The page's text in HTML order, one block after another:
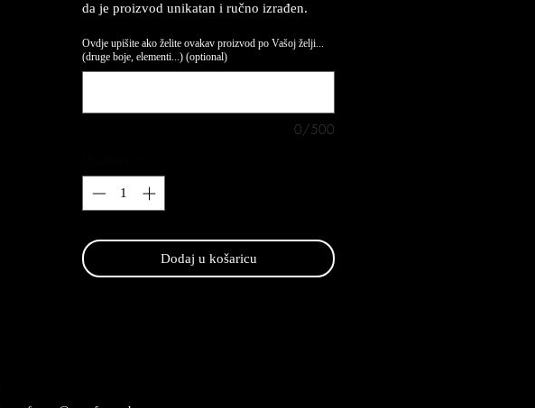
da je proizvod unikatan i ručno izrađen.
Ovdje upišite ako želite ovakav proizvod po Vašoj želji...
(druge boje, elementi...) (optional)
0/500
Dodaj u košaricu